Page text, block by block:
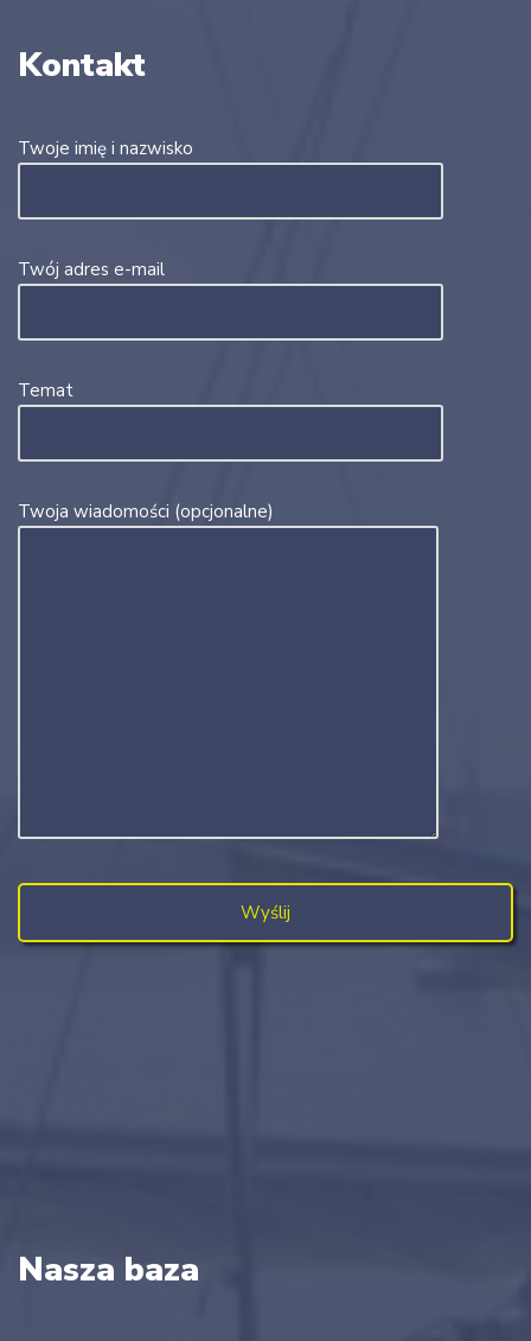
Kontakt
Twoje imię i nazwisko
Twój adres e-mail
Temat
Twoja wiadomości (opcjonalne)
Nasza baza